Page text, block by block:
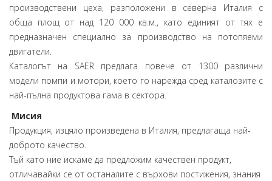
производствени цеха, разположени в северна Италия с
обща площ от над 120 000 кв.м., като единият от тях е
предназначен специално за производство на потопяеми
двигатели.
Каталогът на SAER предлага повече от 1300 различни
модели помпи и мотори, което го нарежда сред каталозите с
най-пълна продуктова гама в сектора.
Мисия
Продукция, изцяло произведена в Италия, предлагаща най-
доброто качество.
Тъй като ние искаме да предложим качествен продукт,
отличавайки се от останалите с върхови постижения, знания